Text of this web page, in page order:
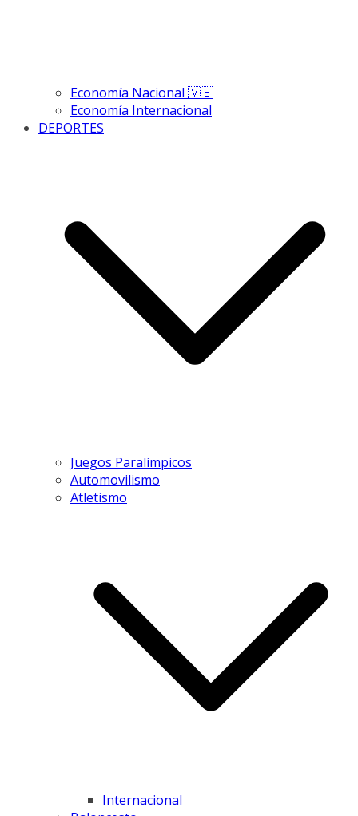
Economía Nacional 🇻🇪
Economía Internacional
DEPORTES
Juegos Paralímpicos
Automovilismo
Atletismo
Internacional